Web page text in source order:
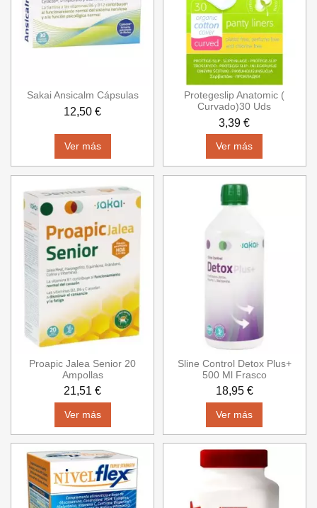
Sakai Ansicalm Cápsulas
12,50 €
Ver más
Protegeslip Anatomic (
Curvado)30 Uds
3,39 €
Ver más
Proapic Jalea Senior 20
Ampollas
21,51 €
Ver más
Sline Control Detox Plus+
500 Ml Frasco
18,95 €
Ver más